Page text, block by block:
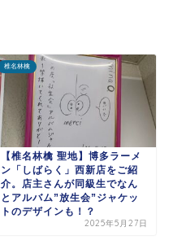
椎名林檎
【椎名林檎 聖地】博多ラーメ
ン「しばらく」西新店をご紹
介。店主さんが同級生でなん
とアルバム”放生会”ジャケッ
トのデザインも！？
2025年5月27日